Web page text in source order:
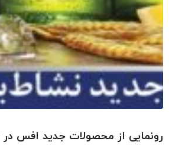
رونمایی از محصولات جدید افس